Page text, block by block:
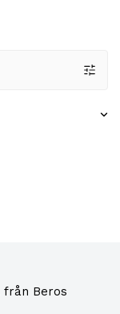
från Beros